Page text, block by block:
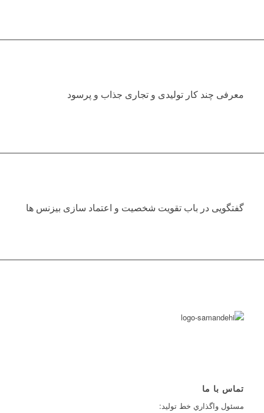
معرفی چند کار تولیدی و تجاری جذاب و پرسود
گفتگویی در باب تقویت شخصیت و اعتماد سازی بیزنس ها
تماس با ما
مسئول واگذاري خط توليد: